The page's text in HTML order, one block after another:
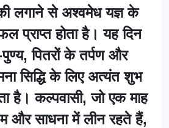
लगाने से अश्वमेध यज्ञ के
प्राप्त होता है। यह दिन
पुण्य, पितरों के तर्पण और
सिद्धि के लिए अत्यंत शुभ
है। कल्पवासी, जो एक माह
और साधना में लीन रहते हैं,